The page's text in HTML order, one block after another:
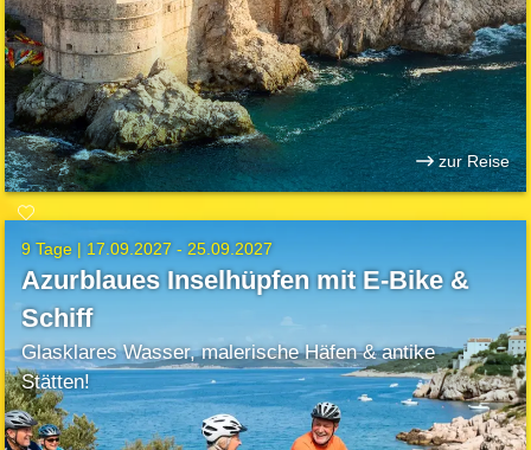
zur Reise
9 Tage | 17.09.2027 - 25.09.2027
Azurblaues Inselhüpfen mit E-Bike &
Schiff
Glasklares Wasser, malerische Häfen & antike
Stätten!